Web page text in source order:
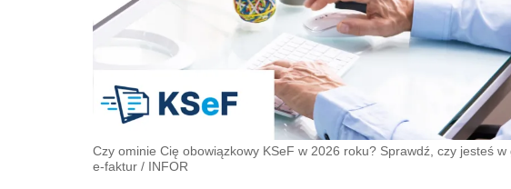
Czy ominie Cię obowiązkowy KSeF w 2026 roku? Sprawdź, czy jesteś
e-faktur / INFOR